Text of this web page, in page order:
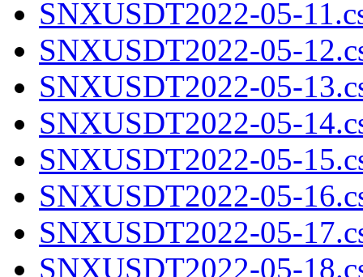
SNXUSDT2022-05-
SNXUSDT2022-05-
SNXUSDT2022-05-
SNXUSDT2022-05-
SNXUSDT2022-05-
SNXUSDT2022-05-
SNXUSDT2022-05-
SNXUSDT2022-05-